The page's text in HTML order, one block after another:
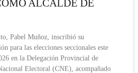
ALCALDE DE
Pabel Muñoz, inscribió su
para las elecciones seccionales este
en la Delegación Provincial de
Electoral (CNE), acompañado